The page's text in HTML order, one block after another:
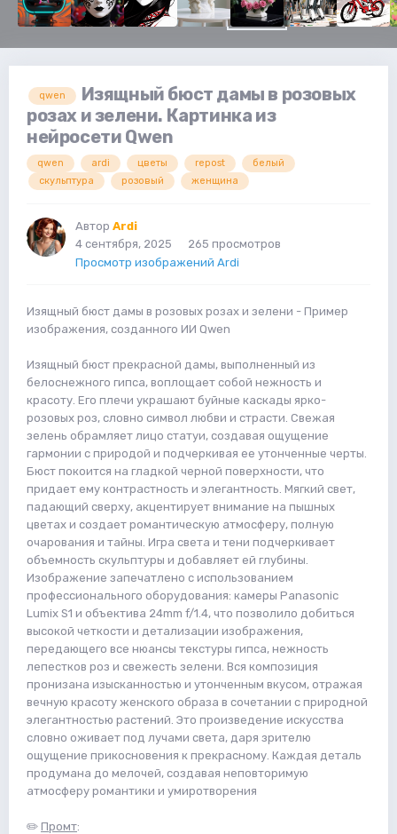
qwen
Изящный бюст дамы в розовых
розах и зелени. Картинка из
нейросети Qwen
qwen ardi цветы repost
белый
скульптура
розовый женщина
Автор Ardi
4 сентября, 2025
265 просмотров
Просмотр изображений Ardi
Изящный бюст дамы в розовых розах и зелени - Пример
изображения, созданного ИИ Qwen
Изящный бюст прекрасной дамы, выполненный из
белоснежного гипса, воплощает собой нежность и
красоту. Его плечи украшают буйные каскады ярко-
розовых роз, словно символ любви и страсти. Свежая
зелень обрамляет лицо статуи, создавая ощущение
гармонии с природой и подчеркивая ее утонченные черты.
Бюст покоится на гладкой черной поверхности, что
придает ему контрастность и элегантность. Мягкий свет,
падающий сверху, акцентирует внимание на пышных
цветах и создает романтическую атмосферу, полную
очарования и тайны. Игра света и тени подчеркивает
объемность скульптуры и добавляет ей глубины.
Изображение запечатлено с использованием
профессионального оборудования: камеры Panasonic
Lumix S1 и объектива 24mm f/1.4, что позволило добиться
высокой четкости и детализации изображения,
передающего все нюансы текстуры гипса, нежность
лепестков роз и свежесть зелени. Вся композиция
пронизана изысканностью и утонченным вкусом, отражая
вечную красоту женского образа в сочетании с природной
элегантностью растений. Это произведение искусства
словно оживает под лучами света, даря зрителю
ощущение прикосновения к прекрасному. Каждая деталь
продумана до мелочей, создавая неповторимую
атмосферу романтики и умиротворения
✏️ Промт: